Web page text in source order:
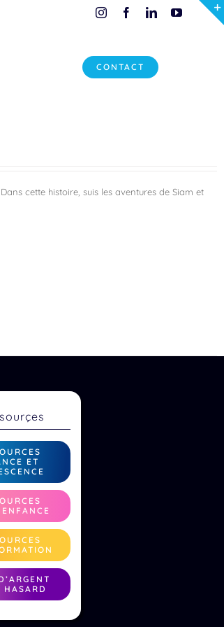
InstagramFacebookLinkedInYouTube
CONTACT
Livres
cette histoire, suis les aventures de Siam et
ET
HASARD